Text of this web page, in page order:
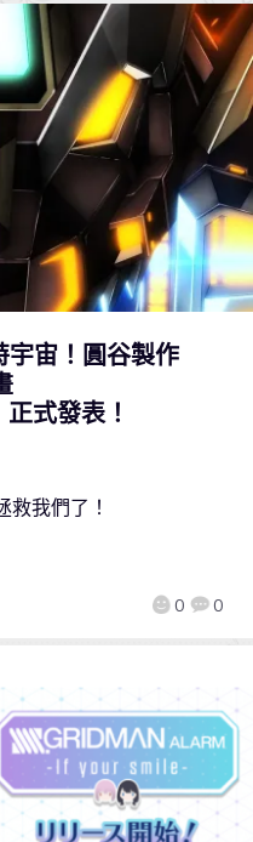
宇宙！圓谷製作
式發表！
0 0
我們了！